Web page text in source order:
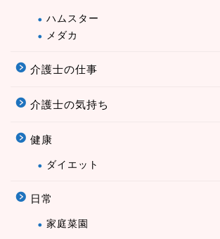
ハムスター
メダカ
介護士の仕事
介護士の気持ち
健康
ダイエット
日常
家庭菜園